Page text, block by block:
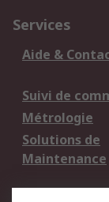
Services
Aide &
Suivi de
Métrologie
Solutions de
Maintenance